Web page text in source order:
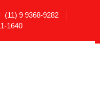
(11) 9 9368-9282
1640